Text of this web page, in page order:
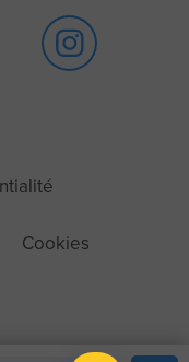
Cookies
vous allez adorer